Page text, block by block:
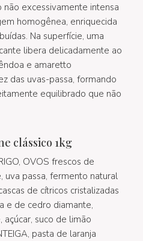
excessivamente intensa
homogênea, enriquecida
Na superfície, uma
libera delicadamente ao
e amaretto
das uvas-passa, formando
equilibrado que não
clássico 1kg
OVOS frescos de
uva passa, fermento natural
de cítricos cristalizadas
e de cedro diamante,
suco de limão
pasta de laranja